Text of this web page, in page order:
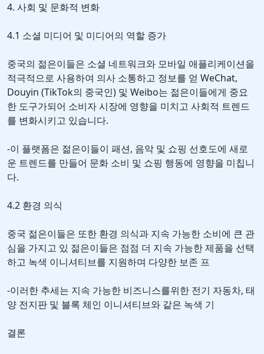
4. 사회 및 문화적 변화
4.1 소셜 미디어 및 미디어의 역할 증가
중국의 젊은이들은 소셜 네트워크와 모바일 애플리케이션을
적극적으로 사용하여 의사 소통하고 정보를 얻 WeChat,
Douyin (TikTok의 중국인) 및 Weibo는 젊은이들에게 중요
한 도구가되어 소비자 시장에 영향을 미치고 사회적 트렌드
를 변화시키고 있습니다.
-이 플랫폼은 젊은이들이 패션, 음악 및 쇼핑 선호도에 새로
운 트렌드를 만들어 문화 소비 및 쇼핑 행동에 영향을 미칩니
다.
4.2 환경 의식
중국 젊은이들은 또한 환경 의식과 지속 가능한 소비에 큰 관
심을 가지고 있 젊은이들은 점점 더 지속 가능한 제품을 선택
하고 녹색 이니셔티브를 지원하며 다양한 보존 프
-이러한 추세는 지속 가능한 비즈니스를위한 전기 자동차, 태
양 전지판 및 블록 체인 이니셔티브와 같은 녹색 기
결론